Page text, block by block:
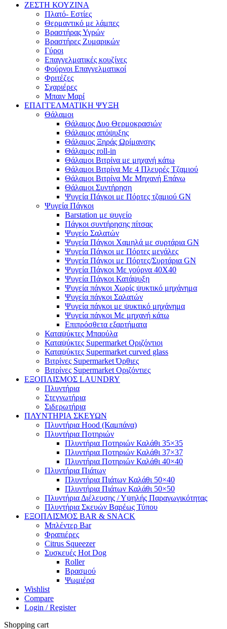
ΖΕΣΤΗ ΚΟΥΖΙΝΑ
Πλατό- Εστίες
Θερμαντικό με λάμπες
Βραστήρας Υγρών
Βραστήρες Ζυμαρικών
Γύροι
Επαγγελματικές κουζίνες
Φούρνοι Επαγγελματικοί
Φριτέζες
Σχαριέρες
Μπαιν Μαρί
ΕΠΑΓΓΕΛΜΑΤΙΚΗ ΨΥΞΗ
Θάλαμοι
Θάλαμος Δυο Θερμοκρασιών
Θάλαμος απόψυξης
Θάλαμος Ξηράς Ωρίμανσης
Θάλαμος roll-in
Θάλαμοι Βιτρίνα με μηχανή κάτω
Θάλαμοι Βιτρίνα Με 4 Πλευρές Τζαμιού
Θάλαμοι Βιτρίνα Με Μηχανή Επάνω
Θάλαμοι Συντήρηση
Ψυγεία Πάγκοι με Πόρτες τζαμιού GN
Ψυγεία Πάγκοι
Barstation με ψυγείο
Πάγκοι συντήρησης πίτσας
Ψυγείο Σαλατών
Ψυγεία Πάγκοι Χαμηλά με συρτάρια GN
Ψυγεία Πάγκοι με Πόρτες μεγάλες
Ψυγεία Πάγκοι με Πόρτες/Συρτάρια GN
Ψυγεία Πάγκοι Με γούρνα 40Χ40
Ψυγεία Πάγκοι Κατάψυξη
Ψυγεία πάγκοι Χωρίς ψυκτικό μηχάνημα
Ψυγεία πάγκοι Σαλατών
Ψυγεία πάγκοι με ψυκτικό μηχάνημα
Ψυγεία πάγκοι Με μηχανή κάτω
Επιπρόσθετα εξαρτήματα
Καταψύκτες Μπαούλα
Καταψύκτες Supermarket Οριζόντιοι
Καταψύκτες Supermarket curved glass
Βιτρίνες Supermarket Όρθιες
Βιτρίνες Supermarket Οριζόντιες
ΕΞΟΠΛΙΣΜΟΣ LAUNDRY
Πλυντήρια
Στεγνωτήρια
Σιδερωτήρια
ΠΛΥΝΤΗΡΙΑ ΣΚΕΥΩΝ
Πλυντήρια Hood (Καμπάνα)
Πλυντήρια Ποτηριών
Πλυντήρια Ποτηριών Καλάθι 35×35
Πλυντήρια Ποτηριών Καλάθι 37×37
Πλυντήρια Ποτηριών Καλάθι 40×40
Πλυντήρια Πιάτων
Πλυντήρια Πιάτων Καλάθι 50×40
Πλυντήρια Πιάτων Καλάθι 50×50
Πλυντήρια Διέλευσης / Υψηλής Παραγωγικότητας
Πλυντήρια Σκευών Βαρέως Τύπου
ΕΞΟΠΛΙΣΜΟΣ BAR & SNACK
Μπλέντερ Bar
Φραπιέρες
Citrus Squeezer
Συσκευές Hot Dog
Roller
Βρασμού
Ψωμιέρα
Wishlist
Compare
Login / Register
Shopping cart